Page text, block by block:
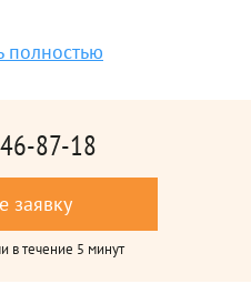
полностью
87-18
заявку
в течение 5 минут